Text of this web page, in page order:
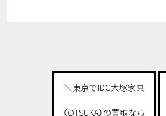
＼東京でIDC大塚家具
（OTSUKA）の買取なら